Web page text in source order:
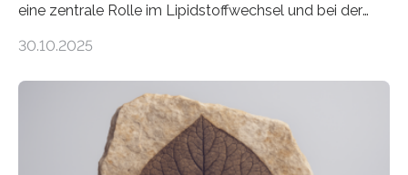
eine zentrale Rolle im Lipidstoffwechsel und bei der
erfüllen können, müssen zahlreiche Enzyme präzise in
der Ruhr-Universität Bochum um Prof. Dr. Ralf Erdmann
und Dr. Ismaila Francis Yusuf hat nun einen bislang
unbekannten Qualitätskontrollmechanismus des
peroxisomalen Proteintransports in der Bäckerhefe
30.10.2025